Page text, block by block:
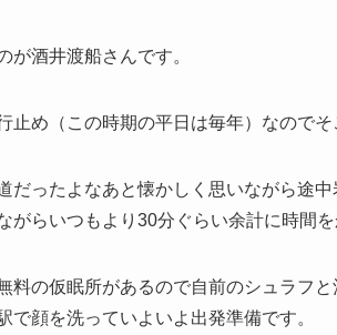
が酒井渡船さんです。
止め（この時期の平日は毎年）なのでそ
だったよなあと懐かしく思いながら途
がらいつもより30分ぐらい余計に時間を
料の仮眠所があるので自前のシュラフ
で顔を洗っていよいよ出発準備です。